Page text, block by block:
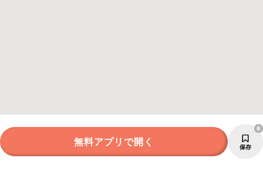
無料アプリで開く 保存
6